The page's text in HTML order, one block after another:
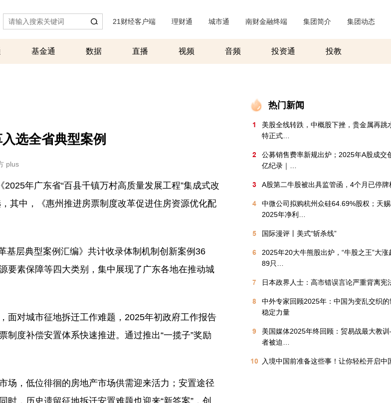
21财经客户端 理财通 城市通 南财金融终端 集团简介 集团动态
基金通 数据 直播 视频 音频 投资通 投教
选全省典型案例
plus
年广东省“百县千镇万村高质量发展工程”集成式改
其中，《惠州推进房票制度改革促进住房资源优化配
基层典型案例汇编》共计收录体制机制创新案例36
要素保障等四大类别，集中展现了广东各地在推动城
面对城市征地拆迁工作难题，2025年初政府工作报告
度补偿安置体系快速推进。通过推出“一揽子”奖励
场，低位徘徊的房地产市场供需迎来活力；安置途径
，历史遗留征地拆迁安置难题也迎来“新答案”，创
热门新闻
1
美股全线转跌，中概股下挫，贵金属再跳
特正式…
2
公募销售费率新规出炉；2025年A股成交
亿纪录｜…
3 A股第二牛股被出具监管函，4个月已停牌
4
中微公司拟购杭州众硅64.69%股权；天
2025年净利…
5 国际漫评丨美式“斩杀线”
6
2025年20大牛熊股出炉，“牛股之王”大涨
89只…
7 日本政界人士：高市错误言论严重背离宪
8
中外专家回顾2025年：中国为变乱交织
稳定力量
9
美国媒体2025年终回顾：贸易战最大教
者被迫…
10 入境中国前准备这些事！让你轻松开启中